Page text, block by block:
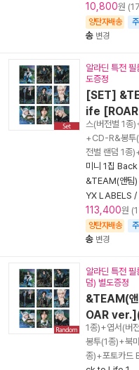
10,800원
양탄자배송
송 변경
알라딘 특전
도증정
[SET]
ife
스(버전별 1종
+CD-R&봉투
전별 랜덤 1종
미니 1집
&TEAM(앤팀)
YX LABELS /
113,400원
양탄자배송
송 변경
알라딘 특전
덤) 별도증정
&TEAM(
OAR
1종)+엽서(버
봉투(1종)+북
종)+포토카드